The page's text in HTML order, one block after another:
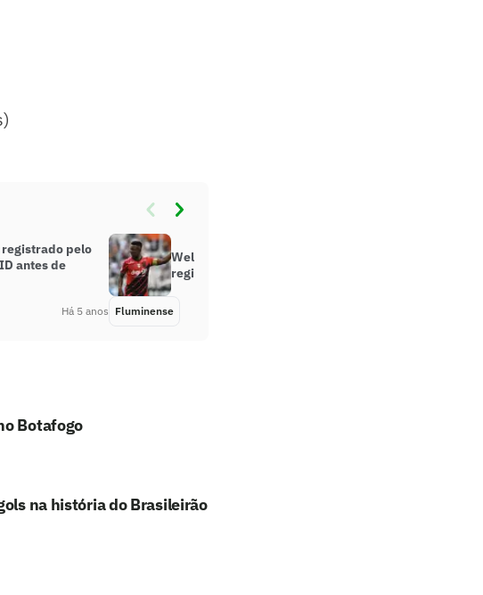
pelo
antes de
Há 5 anos
Wellington assina contrato e é
registrado no BID pelo Fluminense
Fluminense
Botafogo
na história do Brasileirão